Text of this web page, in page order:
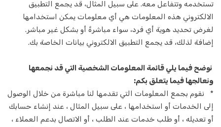
سيارة اجره
حجز سيارات الأجرة
موتو الحجز
تأجير سيارات
تأجير الدراجات النارية
تستخدمه وتتفاعل معه. على سبيل المثال، قد يجمع التطبيق
الالكتروني هذه المعلومات هي أي معلومات يمكن استخدامها
لغرض تحديد هوية أي فرد، سواء مباشرةً أو بشكل غير مباشر.
إضافة لذلك، قد يجمع التطبيق الالكتروني بيانات الخاصة بك.
نوضح فيما يلي قائمة المعلومات الشخصية التي قد نجمعها
ونعالجها فيما يتعلق بكم:
* نقوم بجمع المعلومات التي تقدمها لنا مباشرة من خلال الوصول
إلى الخدمات أو استخدامها ، على سبيل المثال ، عند إنشاء حسابك
أو تعديله ، أو طلب خدمات عند الطلب ، أو الاتصال بدعم العملاء ،